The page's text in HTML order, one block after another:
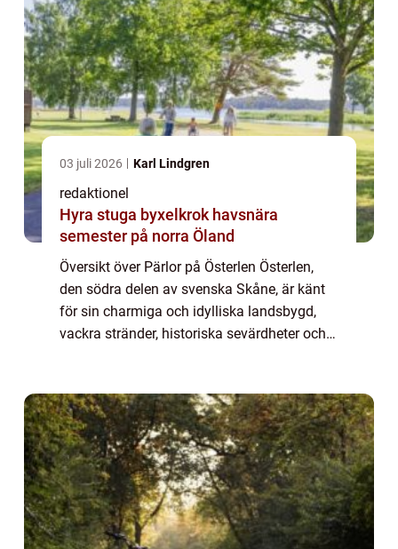
03 juli 2026 Karl Lindgren
redaktionel
Hyra stuga byxelkrok havsnära
semester på norra Öland
Översikt över Pärlor på Österlen Österlen,
den södra delen av svenska Skåne, är känt
för sin charmiga och idylliska landsbygd,
vackra stränder, historiska sevärdheter och